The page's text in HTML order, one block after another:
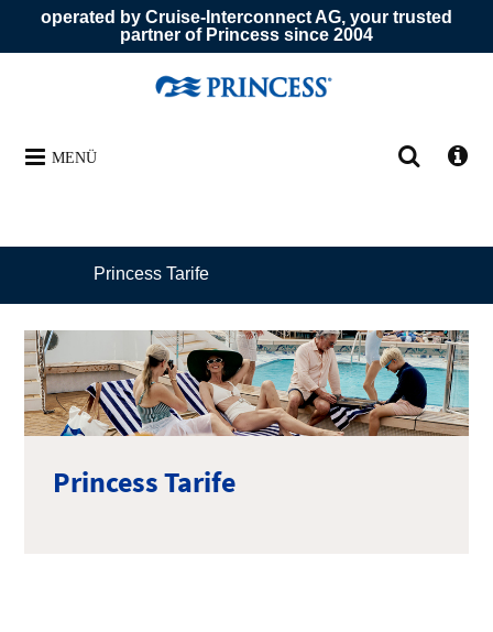
operated by Cruise-Interconnect AG, your trusted
partner of Princess since 2004
MENÜ
Princess Tarife
Princess Tarife